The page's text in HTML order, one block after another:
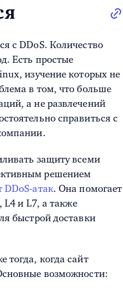
с DDoS. Количество
Есть простые
, изучение которых не
в том, что больше
а не развлечений
справиться с
защиту всеми
решением
DDoS-атак. Она помогает
L4 и L7, а также
быстрой доставки
тогда, когдасайт
возможности: